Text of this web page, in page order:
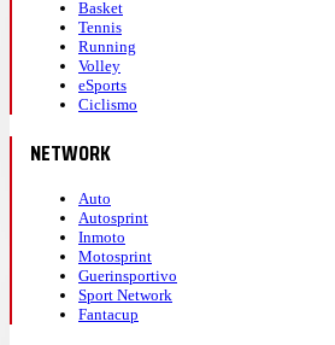
Basket
Tennis
Running
Volley
eSports
Ciclismo
NETWORK
Auto
Autosprint
Inmoto
Motosprint
Guerinsportivo
Sport Network
Fantacup